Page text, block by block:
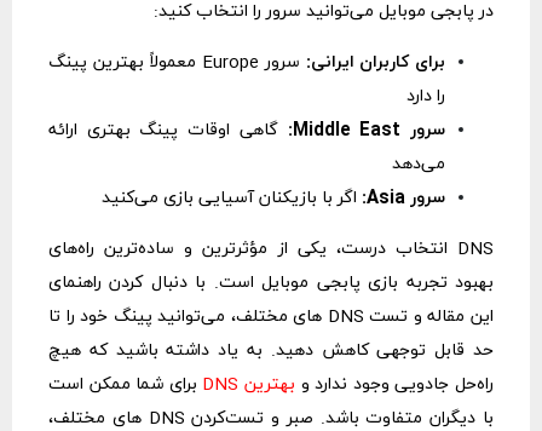
در پابجی موبایل می‌توانید سرور را انتخاب کنید:
برای کاربران ایرانی:
سرور Europe معمولاً بهترین پینگ
را دارد
سرور Middle East:
گاهی اوقات پینگ بهتری ارائه
می‌دهد
سرور Asia:
اگر با بازیکنان آسیایی بازی می‌کنید
DNS انتخاب درست، یکی از مؤثرترین و ساده‌ترین راه‌های
بهبود تجربه بازی پابجی موبایل است. با دنبال کردن راهنمای
این مقاله و تست DNS‌ های مختلف، می‌توانید پینگ خود را تا
حد قابل توجهی کاهش دهید. به یاد داشته باشید که هیچ
راه‌حل جادویی وجود ندارد و بهترین DNS
برای شما ممکن است
با دیگران متفاوت باشد. صبر و تست‌کردن DNS‌ های مختلف،